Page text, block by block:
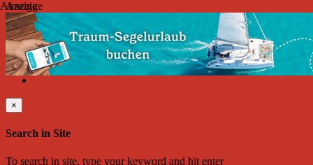
Sonntag, August 09, 2026
Friend on Facebook Follow on Twitter Subscribe to RSS
Search
×
Search in Site
To search in site, type your keyword and hit enter
Anzeige
Anzeige